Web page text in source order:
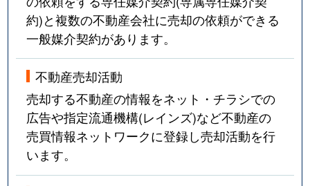
約)と複数の不動産会社に売却の依頼ができる
一般媒介契約があります。
不動産売却活動
売却する不動産の情報をネット・チラシでの
広告や指定流通機構(レインズ)など不動産の
売買情報ネットワークに登録し売却活動を行
います。